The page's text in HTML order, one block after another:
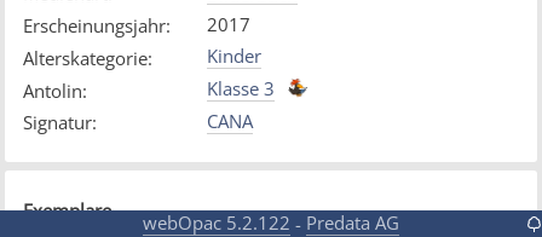
Erscheinungsjahr:
2017
Alterskategorie:
Kinder
Antolin:
Klasse 3
Signatur: CANA
Exemplare
webOpac 5.2.122 - Predata AG